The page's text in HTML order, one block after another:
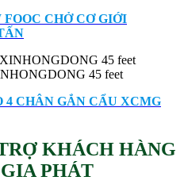
CHỞ CƠ GIỚI
45 feet
CHÂN GẮN CẨU XCMG
KHÁCH HÀNG
PHÁT